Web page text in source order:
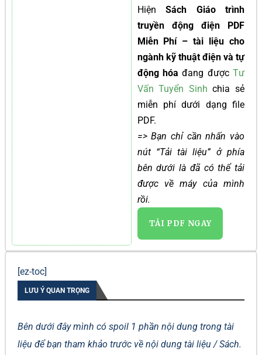
HiệnSách Giáo trình
truyền động điện PDF
Miễn Phí – tài liệu cho
ngành kỹ thuật điện và tự
động hóađang được Tư
Vấn Tuyển Sinh chia sẻ
miễn phí dưới dạng file
PDF.
=> Bạn chỉ cần nhấn vào
nút “Tải tài liệu” ở phía
bên dưới là đã có thể tải
được về máy của mình
rồi.
TẢI PDF NGAY
[ez-toc]
LƯU Ý QUAN TRỌNG
Bên dưới đây mình có spoil 1 phần nội dung trong tài
liệu để bạn tham khảo trước về nội dung tài liệu / Sách.